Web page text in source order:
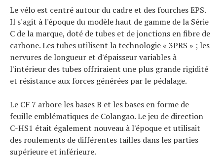
Le vélo est centré autour du cadre et des fourches EPS.
Il s'agit à l'époque du modèle haut de gamme de la Série
C de la marque, doté de tubes et de jonctions en fibre de
carbone. Les tubes utilisent la technologie « 3PRS » ; les
nervures de longueur et d'épaisseur variables à
l'intérieur des tubes offriraient une plus grande rigidité
et résistance aux forces générées par le pédalage.
Le CF 7 arbore les bases B et les bases en forme de
feuille emblématiques de Colangao. Le jeu de direction
C-HS1 était également nouveau à l'époque et utilisait
des roulements de différentes tailles dans les parties
supérieure et inférieure.